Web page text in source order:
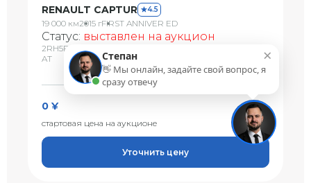
RENAULT CAPTUR 4.5
19 000 км2015 гFIRST ANNIVER ED
Статус: выставлен на аукцион
2RH5F
AT
08.08.2026
0 ¥
стартовая цена на аукционе
Уточнить цену
×
Степан
👋 Мы онлайн, задайте свой вопрос, я
сразу отвечу